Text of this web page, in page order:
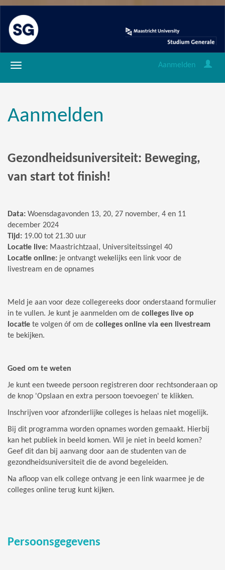
Aanmelden
Aanmelden
Gezondheidsuniversiteit: Beweging,
van start tot finish!
Data: Woensdagavonden 13, 20, 27 november, 4 en 11
december 2024
Tijd: 19.00 tot 21.30 uur
Locatie live: Maastrichtzaal, Universiteitssingel 40
Locatie online: je ontvangt wekelijks een link voor de
livestream en de opnames
Meld je aan voor deze collegereeks door onderstaand formulier
in te vullen. Je kunt je aanmelden om de colleges live op
locatie te volgen óf om de colleges online via een livestream
te bekijken.
Goed om te weten
Je kunt een tweede persoon registreren door rechtsonderaan op
de knop 'Opslaan en extra persoon toevoegen' te klikken.
Inschrijven voor afzonderlijke colleges is helaas niet mogelijk.
Bij dit programma worden opnames worden gemaakt. Hierbij
kan het publiek in beeld komen. Wil je niet in beeld komen?
Geef dit dan bij aanvang door aan de studenten van de
gezondheidsuniversiteit die de avond begeleiden.
Na afloop van elk college ontvang je een link waarmee je de
colleges online terug kunt kijken.
Persoonsgegevens